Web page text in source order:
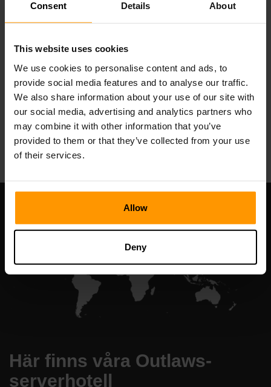
Consent Details About
This website uses cookies
We use cookies to personalise content and ads, to
provide social media features and to analyse our traffic.
We also share information about your use of our site with
our social media, advertising and analytics partners who
may combine it with other information that you’ve
provided to them or that they’ve collected from your use
of their services.
Allow
Deny
Valheim
Serverhosting
All Games
Här finns våra Outlaws-
serverhotell